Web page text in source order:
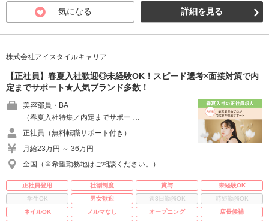
気になる 詳細を見る
株式会社アイスタイルキャリア
【正社員】春夏入社歓迎◎未経験OK！スピード選考×面接対策で内
定までサポート★人気ブランド多数！
美容部員・BA
（春夏入社特集／内定までサポー …
正社員（無料転職サポート付き）
月給23万円 ～ 36万円
全国（※希望勤務地はご相談ください。）
正社員登用 社割制度 賞与
未経験OK
学生OK
男女歓迎 週3日勤務OK
時短勤務OK
ネイルOK
ノルマなし オープニング
店長候補